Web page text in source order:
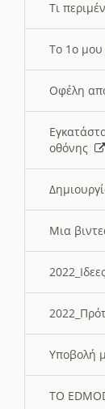
Τι
Το 1ο
Οφέλη
οθόνης
Μια
Υποβολή
ΤΟ